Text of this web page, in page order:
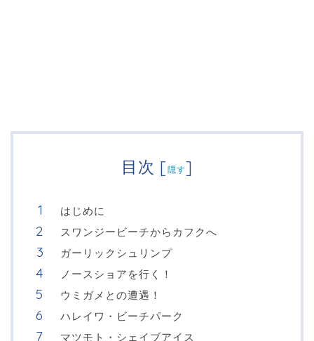
目次 [隠す]
はじめに
スワンジービーチからカフクへ
ガーリックシュリンプ
ノースショアを行く！
ウミガメとの遭遇！
ハレイワ・ビーチパーク
マツモト・シェイブアイス